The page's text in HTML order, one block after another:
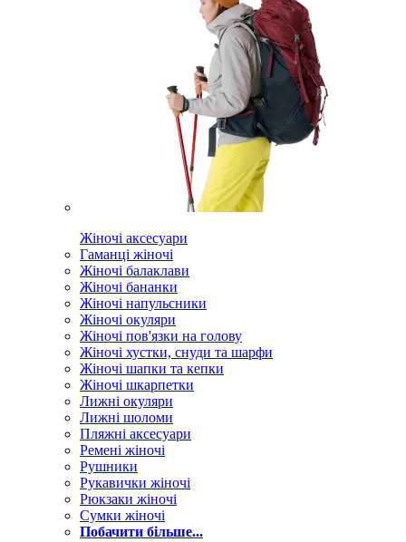
Жіночі аксесуари
Гаманці жіночі
Жіночі балаклави
Жіночі бананки
Жіночі напульсники
Жіночі окуляри
Жіночі пов'язки на голову
Жіночі хустки, снуди та шарфи
Жіночі шапки та кепки
Жіночі шкарпетки
Лижні окуляри
Лижні шоломи
Пляжні аксесуари
Ремені жіночі
Рушники
Рукавички жіночі
Рюкзаки жіночі
Сумки жіночі
Побачити більше...